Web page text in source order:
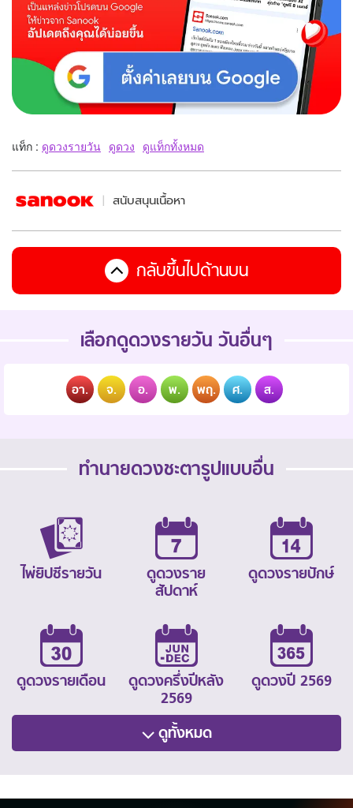
แท็ก : ดูดวงรายวัน ดูดวง ดูแท็กทั้งหมด
สนับสนุนเนื้อหา
กลับขึ้นไปด้านบน
เลือกดูดวงรายวัน วันอื่นๆ
อา. จ. อ. พ. พฤ. ศ. ส.
ทำนายดวงชะตารูปแบบอื่น
ไพ่ยิปซีรายวัน
ดูดวงราย
สัปดาห์
ดูดวงรายปักษ์
ดูดวงรายเดือน
ดูดวงครึ่งปีหลัง
2569
ดูดวงปี 2569
ดูทั้งหมด